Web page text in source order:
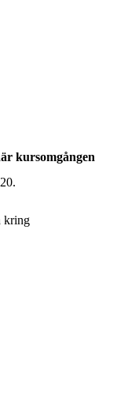
kursomgången
kring